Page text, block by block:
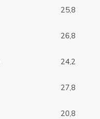
25,8
26,8
24,2
27,8
20,8